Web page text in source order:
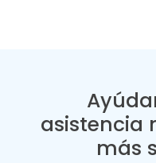
asistencia
más